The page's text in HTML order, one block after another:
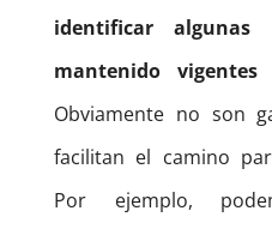
identificar
mantenido
Obviamente no son
facilitan el camino
Por ejemplo,